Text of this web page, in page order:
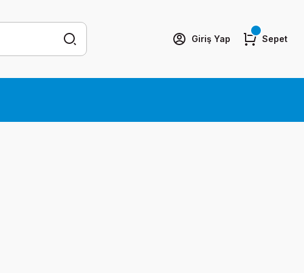
Giriş Yap Sepet